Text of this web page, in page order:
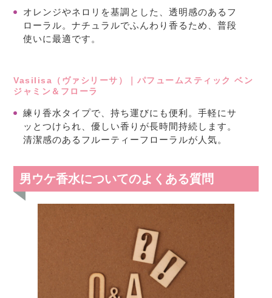
オレンジやネロリを基調とした、透明感のあるフ
ローラル。ナチュラルでふんわり香るため、普段
使いに最適です。
Vasilisa（ヴァシリーサ）｜パフュームスティック ベン
ジャミン＆フローラ
練り香水タイプで、持ち運びにも便利。手軽にサ
ッとつけられ、優しい香りが長時間持続します。
清潔感のあるフルーティーフローラルが人気。
男ウケ香水についてのよくある質問